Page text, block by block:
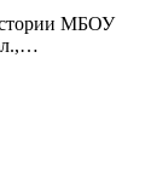
МБОУ